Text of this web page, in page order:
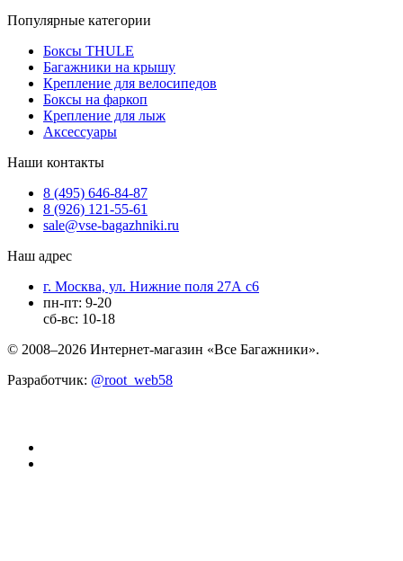
Популярные категории
Боксы THULE
Багажники на крышу
Крепление для велосипедов
Боксы на фаркоп
Крепление для лыж
Аксессуары
Наши контакты
8 (495) 646-84-87
8 (926) 121-55-61
sale@vse-bagazhniki.ru
Наш адрес
г. Москва, ул. Нижние поля 27А с6
пн-пт: 9-20
сб-вс: 10-18
© 2008–2026 Интернет-магазин «Все Багажники».
Разработчик: @root_web58